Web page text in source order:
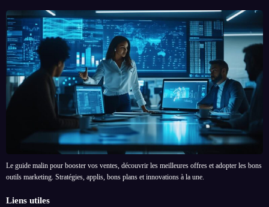
Le guide malin pour booster vos ventes, découvrir les meilleures offres et adopter les bons
outils marketing. Stratégies, applis, bons plans et innovations à la une.
Liens utiles